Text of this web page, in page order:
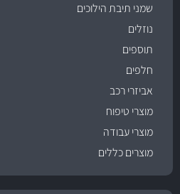
שמני תיבת הילוכים
נוזלים
תוספים
חלפים
אביזרי רכב
מוצרי טיפוח
מוצרי עבודה
מוצרים כללים